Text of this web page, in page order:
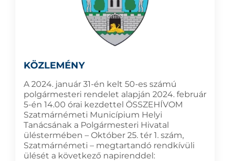
KÖZLEMÉNY
A 2024. január 31-én kelt 50-es számú
polgármesteri rendelet alapján 2024. február
5-én 14.00 órai kezdettel ÖSSZEHÍVOM
Szatmárnémeti Municípium Helyi
Tanácsának a Polgármesteri Hivatal
üléstermében – Október 25. tér 1. szám,
Szatmárnémeti – megtartandó rendkívüli
ülését a következő napirenddel: